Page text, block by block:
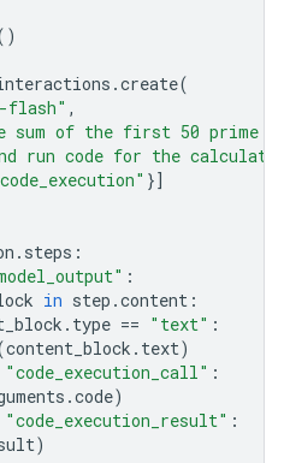
.create(
flash" ,
sum of the first 50 prime
run code for the
}]
. steps :
:
in step .content :
. type == "text" :
content_block . text)
"code_execution_call" :
.code)
"code_execution_result" :
)